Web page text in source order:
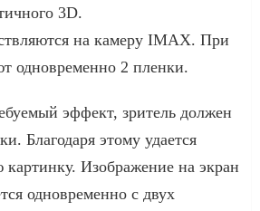
3D.
на камеру IMAX. При
одновременно 2 пленки.
эффект, зритель должен
Благодаря этому удается
Изображение на экран
одновременно с двух